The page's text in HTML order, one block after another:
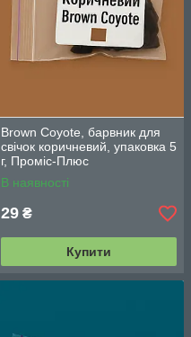
Brown Coyote, барвник для
свічок коричневий, упаковка 5
г, Проміс-Плюс
В наявності
29 ₴
Купити